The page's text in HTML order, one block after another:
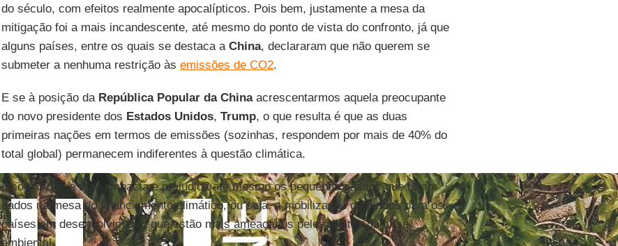
do século, com efeitos realmente apocalípticos. Pois bem, justamente a mesa da
mitigação foi a mais incandescente, até mesmo do ponto de vista do confronto, já que
alguns países, entre os quais se destaca a China, declararam que não querem se
submeter a nenhuma restrição às emissões de CO2.
E se à posição da República Popular da Chinaacrescentarmos aquela preocupante
do novo presidente dos Estados Unidos, Trump, o que resulta é que as duas
primeiras nações em termos de emissões (sozinhas, respondem por mais de 40% do
total global) permanecem indiferentes à questão climática.
Isso é o que é mais impacta e prejudica até mesmo os pequenos passos que foram
dados na mesa do financiamento climático, ou seja, a mobilização de fundos para os
países em desenvolvimento que estão mais ameaçados pelos efeitos da crise
ambiental.